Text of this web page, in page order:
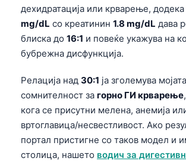
дехидратација или крварење, додека
mg/dL со креатинин 1.8 mg/dL дава
блиска до 16:1 и повеќе укажува на
бубрежна дисфункција.
Релација над 30:1 ја зголемува мојата
сомнителност за горно ГИ крварење
кога се присутни мелена, анемија
вртоглавица/несвестливост. Ако
портал пристигне со таков модел и
столица, нашето водич за
አማርኛ
Українська
O‘zbekcha
Català
Suomi
Hrvatski
Slovenčina